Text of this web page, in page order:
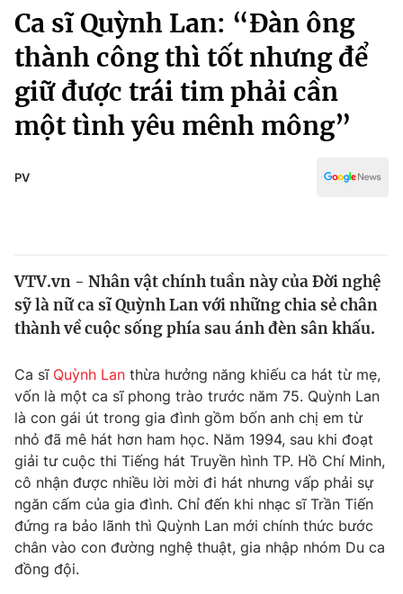
Chuyên mục
Chính trị
Xã hội
Tin tức
Thế giới đó đây
Kinh tế
Thị trường
Góc doanh nghiệp
Truyền hình
Phim VTV
Hậu trường
Nhân vật
Khán giả
Giải trí
Điện ảnh
Âm nhạc
Sao
Đời sống
Du lịch
Giáo dục
Kinh tế
Thể thao
Truyền hình
Văn hóa - Giải trí
Đời sống
Ca sĩ Quỳnh Lan: “Đàn ông
thành công thì tốt nhưng để
giữ được trái tim phải cần
một tình yêu mênh mông”
PV
VTV.vn - Nhân vật chính tuần này của Đời nghệ
sỹ là nữ ca sĩ Quỳnh Lan với những chia sẻ chân
thành về cuộc sống phía sau ánh đèn sân khấu.
Ca sĩ Quỳnh Lan thừa hưởng năng khiếu ca hát từ mẹ,
vốn là một ca sĩ phong trào trước năm 75. Quỳnh Lan
là con gái út trong gia đình gồm bốn anh chị em từ
nhỏ đã mê hát hơn ham học. Năm 1994, sau khi đoạt
giải tư cuộc thi Tiếng hát Truyền hình TP. Hồ Chí Minh,
cô nhận được nhiều lời mời đi hát nhưng vấp phải sự
ngăn cấm của gia đình. Chỉ đến khi nhạc sĩ Trần Tiến
đứng ra bảo lãnh thì Quỳnh Lan mới chính thức bước
chân vào con đường nghệ thuật, gia nhập nhóm Du ca
đồng đội.